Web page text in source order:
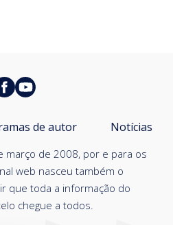
março de 2008, por e para os
web nasceu também o
que toda a informação do
chegue a todos.
de autor Notícias